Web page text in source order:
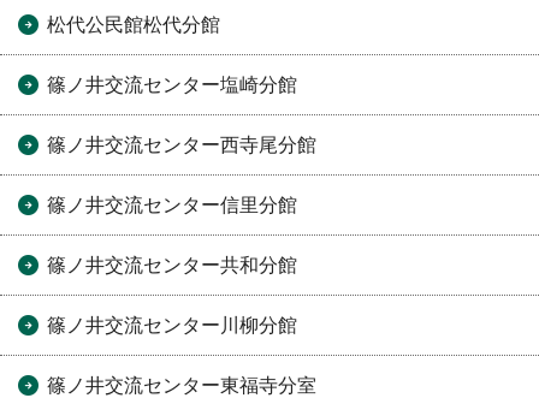
松代公民館松代分館
篠ノ井交流センター塩崎分館
篠ノ井交流センター西寺尾分館
篠ノ井交流センター信里分館
篠ノ井交流センター共和分館
篠ノ井交流センター川柳分館
篠ノ井交流センター東福寺分室